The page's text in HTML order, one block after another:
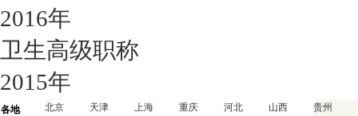
2016年
卫生高级职称
2015年
各地
北京 天津 上海 重庆 河北 山西
贵州